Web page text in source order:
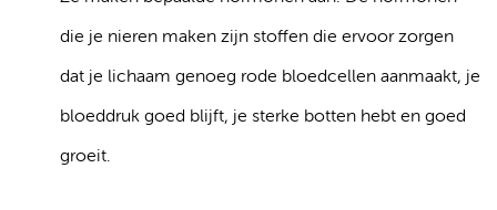
die je nieren maken zijn stoffen die ervoor zorgen
dat je lichaam genoeg rode bloedcellen aanmaakt, je
bloeddruk goed blijft, je sterke botten hebt en goed
groeit.